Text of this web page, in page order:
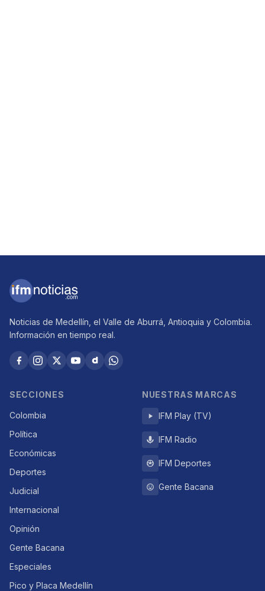
Noticias de Medellín, el Valle de Aburrá, Antioquia y Colombia.
Información en tiempo real.
SECCIONES
Colombia
Política
Económicas
Deportes
Judicial
Internacional
Opinión
Gente Bacana
Especiales
Pico y Placa Medellín
NUESTRAS MARCAS
IFM Play (TV)
IFM Radio
IFM Deportes
Gente Bacana